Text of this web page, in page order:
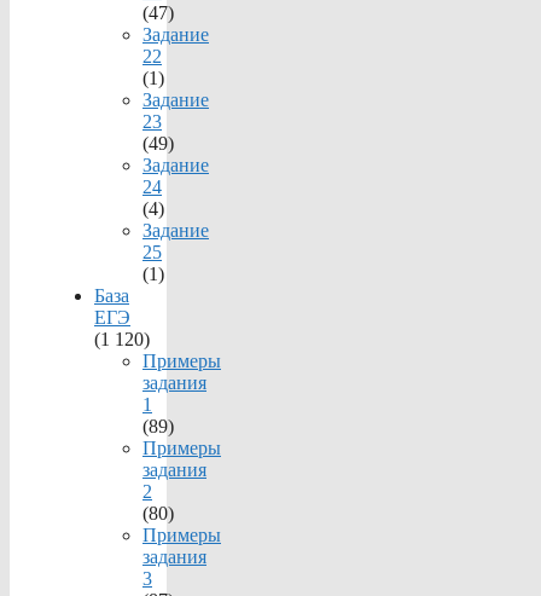
(47)
Задание
22
(1)
Задание
23
(49)
Задание
24
(4)
Задание
25
(1)
База
ЕГЭ
(1 120)
Примеры
задания
1
(89)
Примеры
задания
2
(80)
Примеры
задания
3